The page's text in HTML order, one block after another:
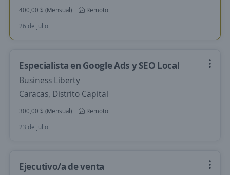
400,00 $ (Mensual)
Remoto
26 de julio
Especialista en Google Ads y SEO Local
Business Liberty
Caracas, Distrito Capital
300,00 $ (Mensual)
Remoto
23 de julio
Ejecutivo/a de venta